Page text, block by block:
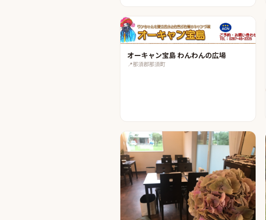
オーキャン宝島 わんわんの広場
📍那須郡那須町